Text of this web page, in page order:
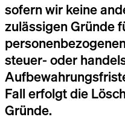
sofern wir keine
zulässigen Gründe
steuer- oder
Fall erfolgt die
Gründe.